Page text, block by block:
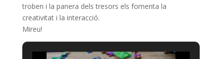
troben i la panera dels tresors els fomenta la
creativitat i la interacció.
Mireu!